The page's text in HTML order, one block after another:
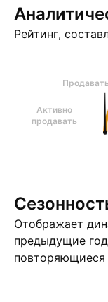
Рейтинг,
Продавать
Активно
продавать
Отображает
предыдущие
повторяющиеся